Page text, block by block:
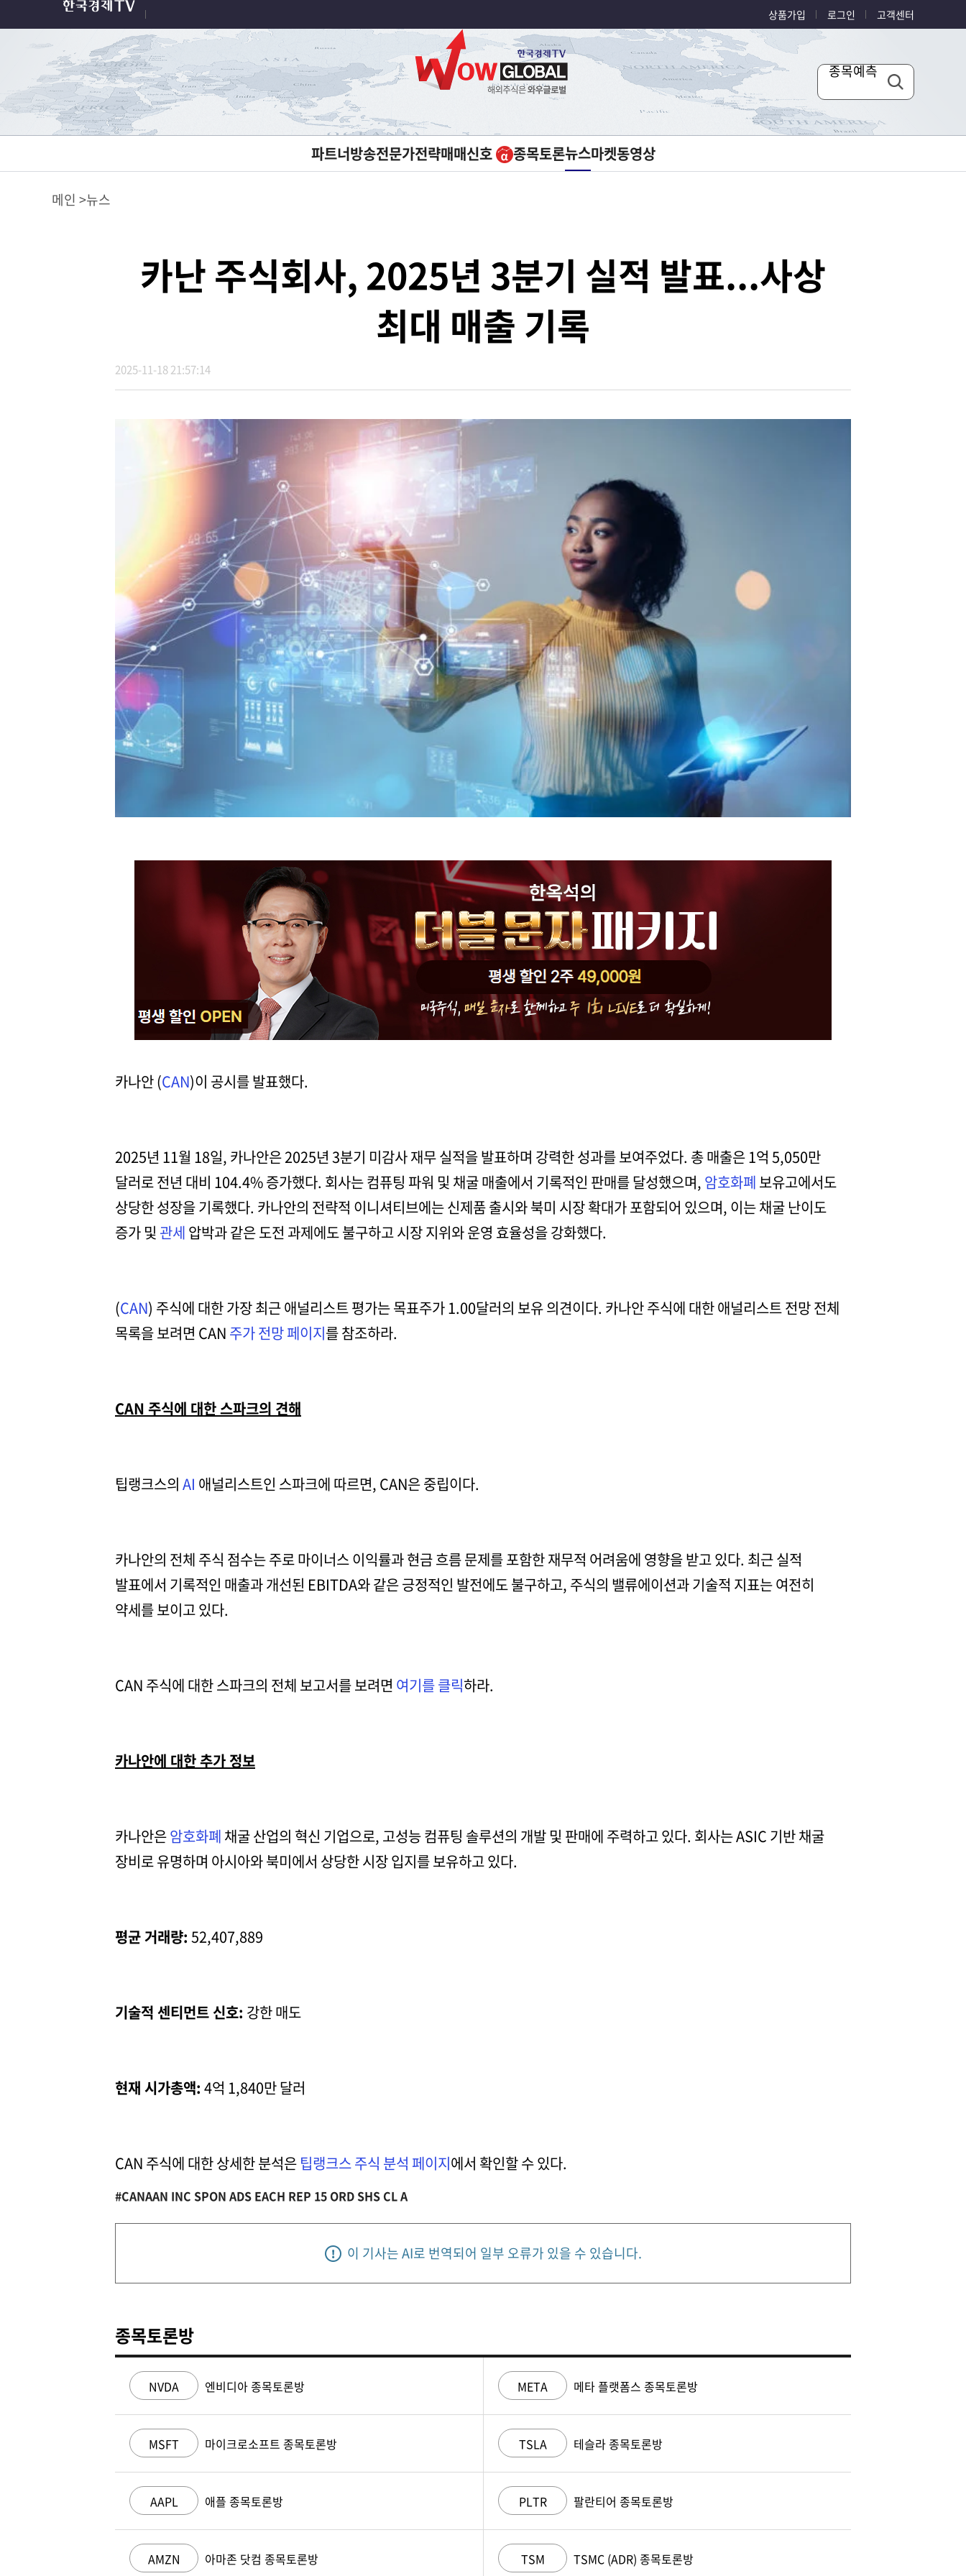
상품가입 로그인 고객센터
종목예측
파트너방송전문가전략매매신호 종목토론뉴스마켓동영상
메인 뉴스
카난 주식회사, 2025년 3분기 실적 발표...사상
최대 매출 기록
2025-11-18 21:57:14
카나안 (CAN)이 공시를 발표했다.
2025년 11월 18일, 카나안은 2025년 3분기 미감사 재무 실적을 발표하며 강력한 성과를 보여주었다. 총 매출은 1억 5,050만
달러로 전년 대비 104.4% 증가했다. 회사는 컴퓨팅 파워 및 채굴 매출에서 기록적인 판매를 달성했으며, 암호화폐 보유고에서도
상당한 성장을 기록했다. 카나안의 전략적 이니셔티브에는 신제품 출시와 북미 시장 확대가 포함되어 있으며, 이는 채굴 난이도
증가 및 관세 압박과 같은 도전 과제에도 불구하고 시장 지위와 운영 효율성을 강화했다.
(CAN) 주식에 대한 가장 최근 애널리스트 평가는 목표주가 1.00달러의 보유 의견이다. 카나안 주식에 대한 애널리스트 전망 전체
목록을 보려면 CAN 주가 전망 페이지를 참조하라.
CAN 주식에 대한 스파크의 견해
팁랭크스의 AI 애널리스트인 스파크에 따르면, CAN은 중립이다.
카나안의 전체 주식 점수는 주로 마이너스 이익률과 현금 흐름 문제를 포함한 재무적 어려움에 영향을 받고 있다. 최근 실적
발표에서 기록적인 매출과 개선된 EBITDA와 같은 긍정적인 발전에도 불구하고, 주식의 밸류에이션과 기술적 지표는 여전히
약세를 보이고 있다.
CAN 주식에 대한 스파크의 전체 보고서를 보려면 여기를 클릭하라.
카나안에 대한 추가 정보
카나안은암호화폐 채굴 산업의 혁신 기업으로, 고성능 컴퓨팅 솔루션의 개발 및 판매에 주력하고 있다. 회사는 ASIC 기반 채굴
장비로 유명하며 아시아와 북미에서 상당한 시장 입지를 보유하고 있다.
평균 거래량: 52,407,889
기술적 센티먼트 신호: 강한 매도
현재 시가총액: 4억 1,840만 달러
CAN 주식에 대한 상세한 분석은 팁랭크스 주식 분석 페이지에서 확인할 수 있다.
#CANAAN INC SPON ADS EACH REP 15 ORD SHS CL A
이 기사는 AI로 번역되어 일부 오류가 있을 수 있습니다.
종목토론방
NVDA 엔비디아 종목토론방
MSFT 마이크로소프트 종목토론방
AAPL 애플 종목토론방
AMZN 아마존 닷컴 종목토론방
META 메타 플랫폼스 종목토론방
TSLA 테슬라 종목토론방
PLTR 팔란티어 종목토론방
TSM TSMC (ADR) 종목토론방